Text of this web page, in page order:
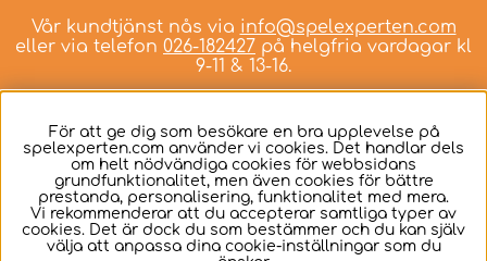
Vår kundtjänst nås via info@spelexperten.com
eller via telefon 026-182427 på helgfria vardagar kl
9-11 & 13-16.
Svenska
För att ge dig som besökare en bra upplevelse på
spelexperten.com använder vi cookies. Det handlar dels
om helt nödvändiga cookies för webbsidans
grundfunktionalitet, men även cookies för bättre
prestanda, personalisering, funktionalitet med mera.
Vi rekommenderar att du accepterar samtliga typer av
cookies. Det är dock du som bestämmer och du kan själv
välja att anpassa dina cookie-inställningar som du